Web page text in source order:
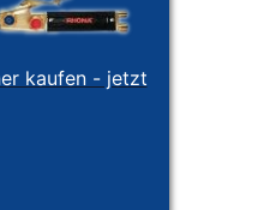
kaufen - jetzt